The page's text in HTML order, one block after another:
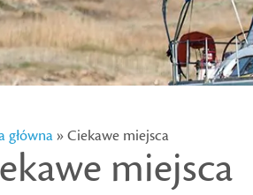
główna» Ciekawe miejsca
miejsca